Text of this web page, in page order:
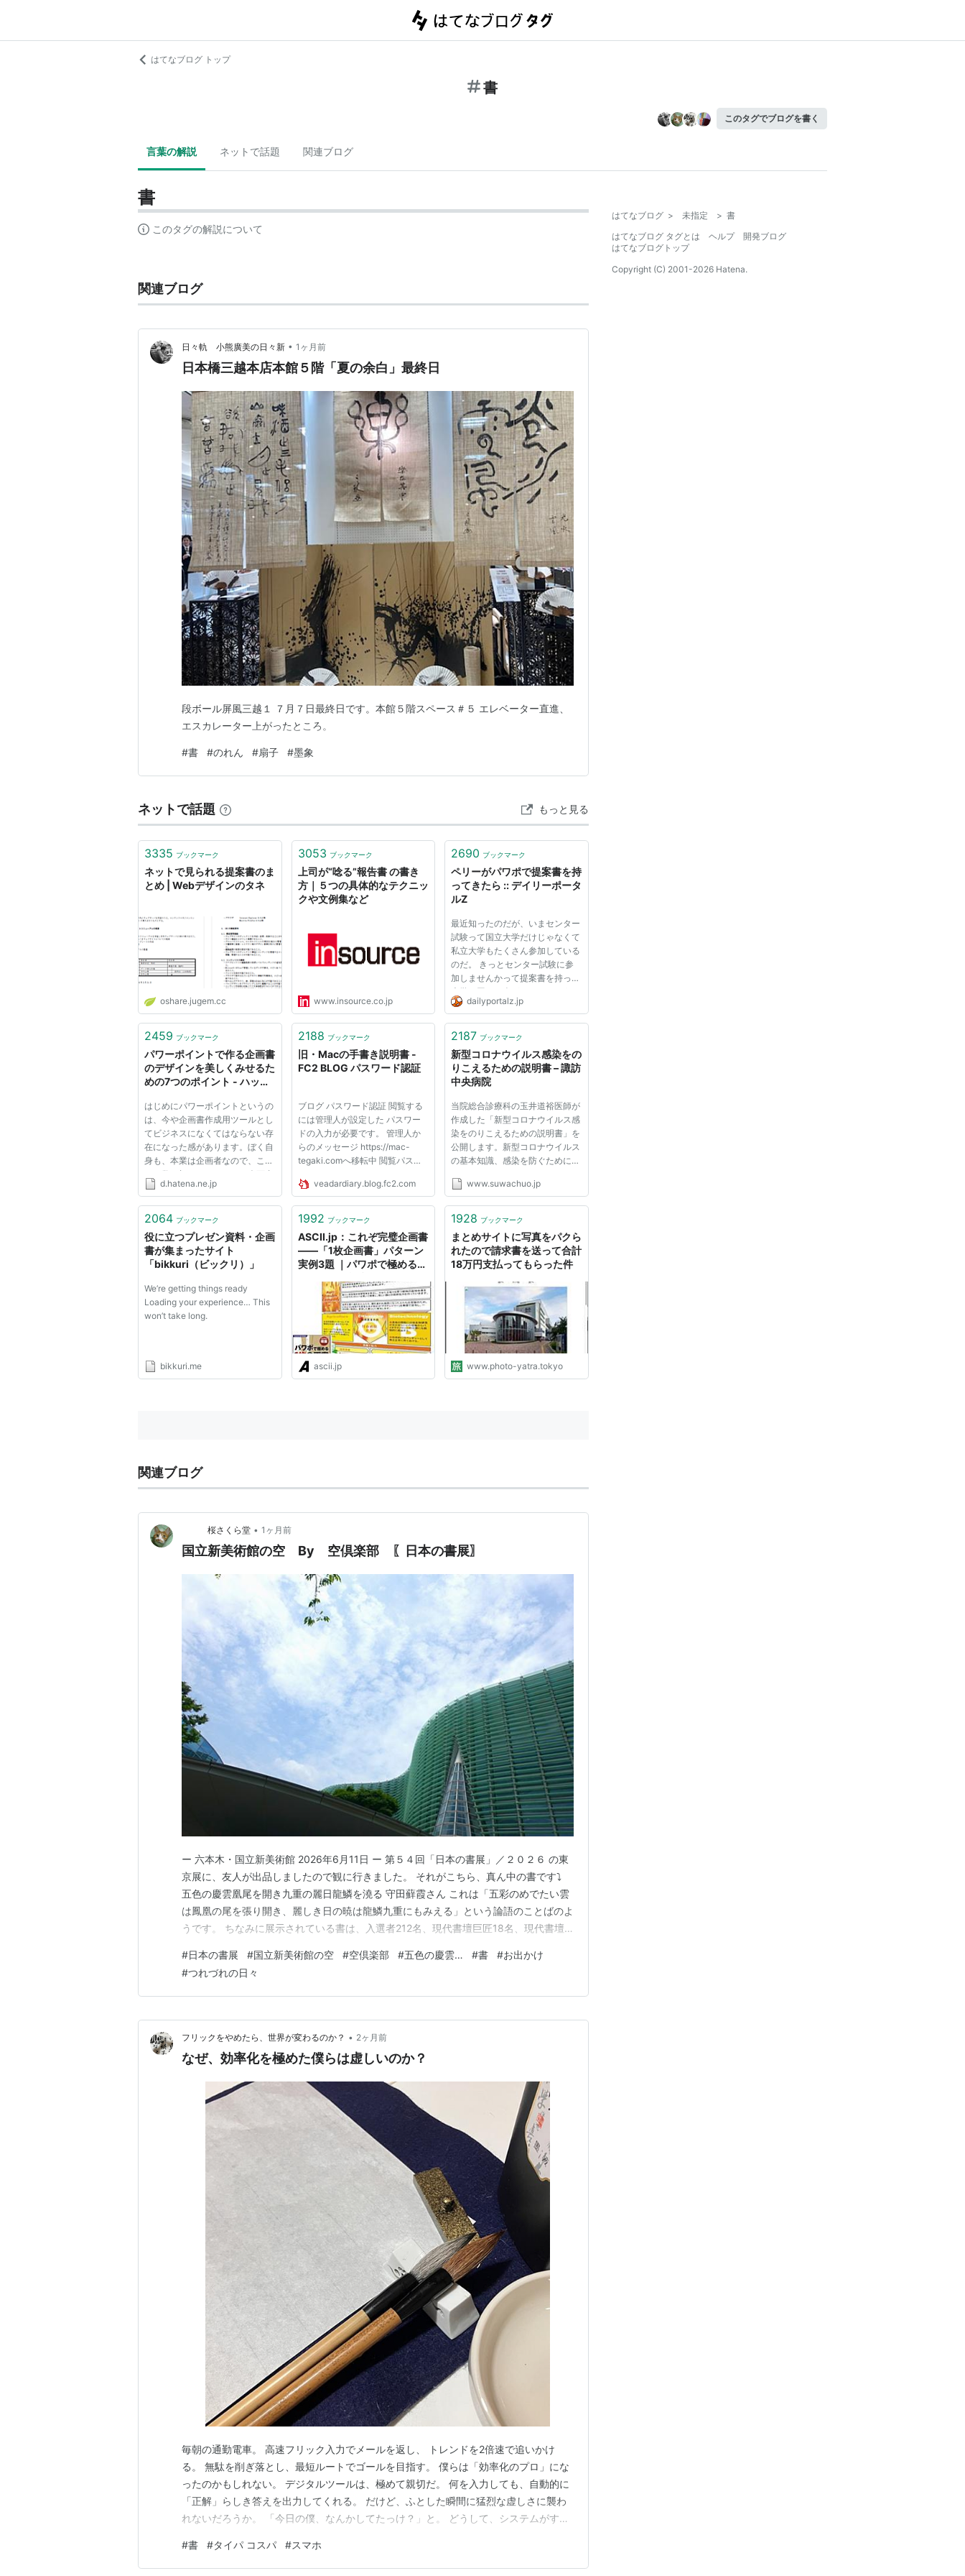
はてなブログ トップ
書
このタグでブログを書く
言葉の解説 ネットで話題 関連ブログ
書
このタグの解説について
関連ブログ
日々軌 小熊廣美の日々新 • 1ヶ月前
日本橋三越本店本館５階「夏の余白」最終日
段ボール屏風三越１ ７月７日最終日です。本館５階スペース＃５ エレベーター直進、
エスカレーター上がったところ。
#書 #のれん #扇子 #墨象
ネットで話題 もっと見る
3335 ブックマーク
ネットで見られる提案書のま
とめ | Webデザインのタネ
oshare.jugem.cc
3053 ブックマーク
上司が“唸る”報告書 の書き
方｜５つの具体的なテクニッ
クや文例集など
www.insource.co.jp
2690 ブックマーク
ペリーがパワポで提案書を持
ってきたら :: デイリーポータ
ルZ
最近知ったのだが、いまセンター
試験って国立大学だけじゃなくて
私立大学もたくさん参加している
のだ。 きっとセンター試験に参
加しませんかって提案書を持って
大学を回った人がいるのだろう。
パワーポイントで作ったA4横の
用や役割分担、スケジュール案だ
案...
dailyportalz.jp
2459 ブックマーク
パワーポイントで作る企画書
のデザインを美しくみせるた
めの7つのポイント - ハック
はじめにパワーポイントというの
は、今や企画書作成用ツールとし
てビジネスになくてはならない存
在になった感があります。ぼく自
身も、本業は企画者なので、これ
まで数え切れないくらいの企画書
をパワーポイントで書いてきまし
また力を入れてきたのが「デザイ
d.hatena.ne.jp
2188 ブックマーク
旧・Macの手書き説明書 -
FC2 BLOG パスワード認証
ブログ パスワード認証 閲覧する
には管理人が設定した パスワー
ドの入力が必要です。 管理人か
らのメッセージ https://mac-
tegaki.comへ移転中 閲覧パスワ
FC2 inc. All Rights Reserved.
veadardiary.blog.fc2.com
2187 ブックマーク
新型コロナウイルス感染をの
りこえるための説明書 – 諏訪
中央病院
当院総合診療科の玉井道裕医師が
作成した「新型コロナウイルス感
染をのりこえるための説明書」を
公開します。新型コロナウイルス
の基本知識、感染を防ぐためにや
わかりやすく解説しています。
ロナウイルス感染をのりこえるた
編...
www.suwachuo.jp
2064 ブックマーク
役に立つプレゼン資料・企画
書が集まったサイト
「bikkuri（ビックリ）」
We’re getting things ready
Loading your experience… This
won’t take long.
bikkuri.me
1992 ブックマーク
ASCII.jp：これぞ完璧企画書
――「1枚企画書」パターン
実例3題 ｜パワポで極める
ascii.jp
1928 ブックマーク
まとめサイトに写真をパクら
れたので請求書を送って合計
18万円支払ってもらった件
www.photo-yatra.tokyo
関連ブログ
桜さくら堂 • 1ヶ月前
国立新美術館の空 By 空倶楽部 〖日本の書展〗
ー 六本木・国立新美術館 2026年6月11日 ー 第５４回「日本の書展」／２０２６ の東
京展に、友人が出品しましたので観に行きました。 それがこちら、真ん中の書です⤵
五色の慶雲凰尾を開き九重の麗日龍鱗を澆る 守田蘚霞さん これは「五彩のめでたい雲
は鳳凰の尾を張り開き、麗しき日の暁は龍鱗九重にもみえる」という論語のことばのよ
うです。 ちなみに展示されている書は、入選者212名、現代書壇巨匠18名、現代書壇
みに上記作品は、秀抜選になります。 とにかく会場は広く、友人や観たい作品が見つ
かるのか不安でしたが、入り…
#日本の書展 #国立新美術館の空 #空倶楽部 #五色の慶雲… #書 #お出かけ
#つれづれの日々
フリックをやめたら、世界が変わるのか？ • 2ヶ月前
なぜ、効率化を極めた僕らは虚しいのか？
毎朝の通勤電車。 高速フリック入力でメールを返し、 トレンドを2倍速で追いかけ
る。 無駄を削ぎ落とし、最短ルートでゴールを目指す。 僕らは「効率化のプロ」にな
ったのかもしれない。 デジタルツールは、極めて親切だ。 何を入力しても、自動的に
「正解」らしき答えを出力してくれる。 だけど、ふとした瞬間に猛烈な虚しさに襲わ
れないだろうか。 「今日の僕、なんかしてたっけ？」と。 どうして、システムがすべ
になる」 という未来を想像してみてみる。 もし明日、スマホというデバイスが世界か
ら消えたら、 僕らの脳に何が残るだろう。 フ…
#書 #タイパ コスパ #スマホ
はてなブログ > 未指定 > 書
はてなブログ タグとは
ヘルプ
開発ブログ
はてなブログトップ
Copyright (C) 2001-2026 Hatena.